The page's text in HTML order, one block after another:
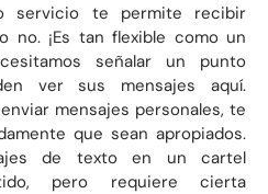
servicio te permite recibir
no. ¡Es tan flexible como un
señalar un punto
ver sus mensajes aquí.
mensajes personales, te
que sean apropiados.
de texto en un cartel
pero requiere cierta